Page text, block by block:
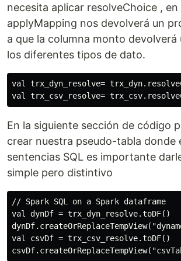
necesita aplicar resolveChoice , en
applyMapping nos devolverá un
a que la columna monto
los diferentes tipos de dato.
val trx_dyn_resolve=
En la siguiente sección de código
crear nuestra pseudo-tabla donde
sentencias SQL es importante
simple pero distintivo
// Spark SQL on a Spark dataframe
val dynDf = trx_dyn_resolve.toDF()
val csvDf = trx_csv_resolve.toDF()